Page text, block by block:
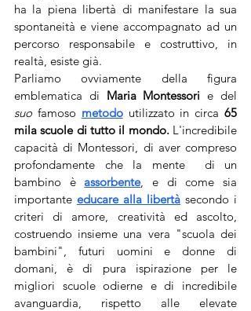
ha la piena libertà di manifestare la sua
spontaneità e viene accompagnato ad un
percorso responsabile e costruttivo, in
realtà, esiste già.
Parliamo ovviamente della figura
emblematica di Maria Montessori
suo famoso metodo utilizzato in circa 65
mila scuole di tutto il mondo. L'incredibile
capacità di Montessori, di aver compreso
profondamente che la mente  di un
bambino è assorbente, e di come sia
importante educare alla libertà secondo i
criteri di amore, creatività ed ascolto,
costruendo insieme una vera "scuola dei
bambini", futuri uomini e donne di
domani, è di pura ispirazione per le
migliori scuole odierne e di incredibile
avanguardia, rispetto alle elevate